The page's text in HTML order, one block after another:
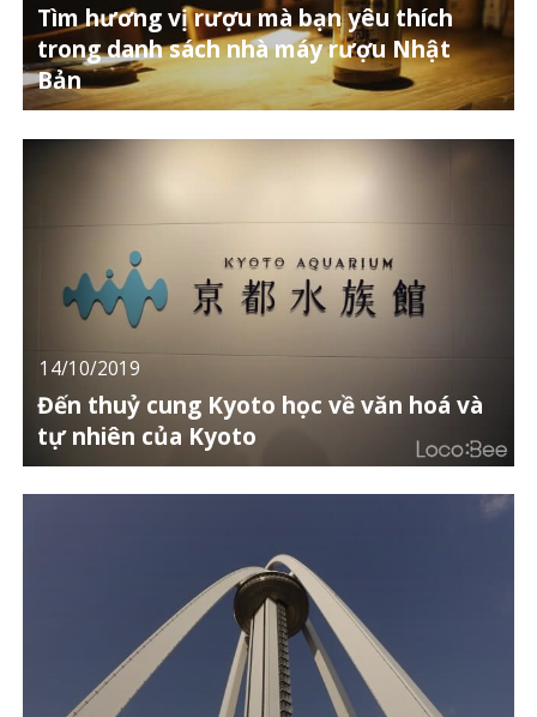
Tìm hương vị rượu mà bạn yêu thích
trong danh sách nhà máy rượu Nhật
Bản
14/10/2019
Đến thuỷ cung Kyoto học về văn hoá và
tự nhiên của Kyoto